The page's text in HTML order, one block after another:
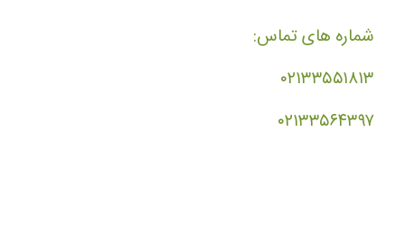
شماره های تماس:
۰۲۱۳۳۵۵۱۸۱۳
۰۲۱۳۳۵۶۴۳۹۷